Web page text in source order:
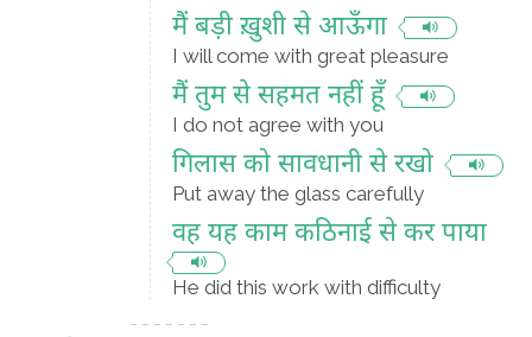
मैं बड़ी ख़ुशी से आऊँगा
I will come with great pleasure
मैं तुम से सहमत नहीं हूँ
I do not agree with you
गिलास को सावधानी से रखो
Put away the glass carefully
वह यह काम कठिनाई से कर पाया
He did this work with difficulty